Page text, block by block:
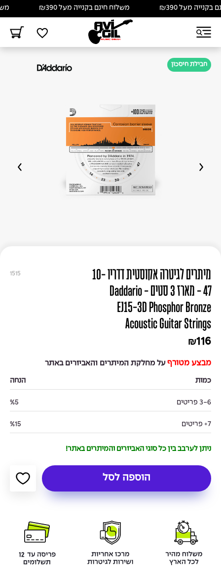
מעל ₪390 משלוח חינם בקנייה מעל ₪390
חבילת חיסכון
1515
מיתרים לגיטרה אקוסטית דדריו 10-
47 - מארז 3 סטים - Daddario
EJ15-3D Phosphor Bronze
Acoustic Guitar Strings
₪116
מבצע מטורף על מחלקת המיתרים והאביזרים באתר
כמות הנחה
3-6 פריטים %5
7+ פריטים %15
ניתן לערבב בין כל סוגי האביזרים והמיתרים באתר!
הוספה לסל